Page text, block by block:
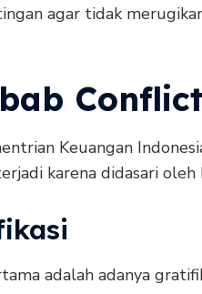
agar tidak
Keuangan
karena didasari
adalah adanya